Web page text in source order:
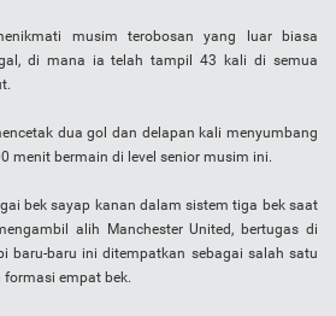
musim terobosan yang luar biasa
di mana ia telah tampil 43 kali di semua
dua gol dan delapan kali menyumbang
menit bermain di level senior musim ini.
bek sayap kanan dalam sistem tiga bek saat
alih Manchester United, bertugas di
baru-baru ini ditempatkan sebagai salah satu
empat bek.